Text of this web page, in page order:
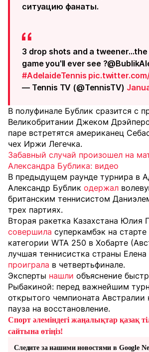
ситуацию фанаты.
3 drop shots and a
game you'll ever see
#AdelaideTennis
— Tennis TV (@TennisTV)
В полуфинале Бублик сразится с
Великобритании Джеком
паре встретятся американец
чех Иржи Легечка.
Забавный случай произошел на
Александра Бублика: видео
В предыдущем раунде турнира в
Александр Бублик одержал
британским теннисистом
трех партиях.
Вторая ракетка Казахстана Юлия
совершила суперкамбэк на
категории WTA 250 в Хобарте
лучшая теннисистка страны
проиграла в четвертьфинале.
Эксперты нашли объяснение
Рыбакиной: перед важнейшим
открытого чемпионата Австралии
пауза на восстановление.
Спорт әлеміндегі жаңалықтар қазақ
сайтына өтіңіз!
Следите за нашими новостями в Google